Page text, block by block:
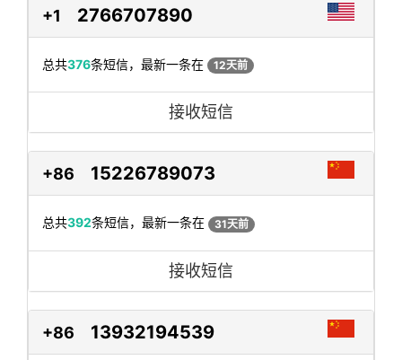
+1 2766707890
总共376条短信，最新一条在 12天前
接收短信
+86 15226789073
总共392条短信，最新一条在 31天前
接收短信
+86 13932194539